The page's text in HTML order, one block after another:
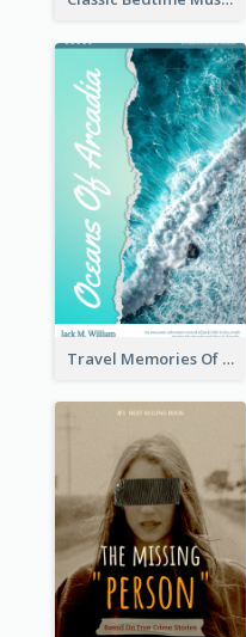
Travel Memories Of Arcadia Book Cover